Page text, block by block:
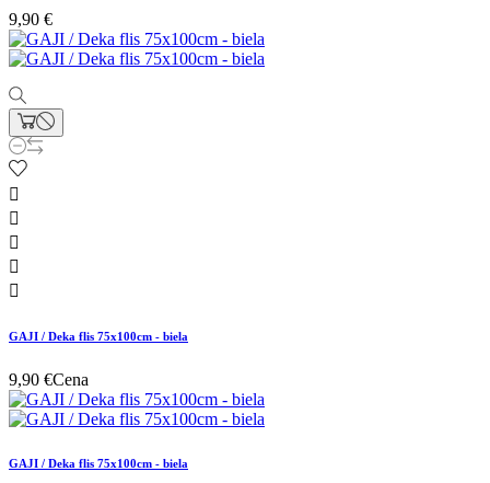
9,90 €





GAJI / Deka flis 75x100cm - biela
9,90 €Cena
GAJI / Deka flis 75x100cm - biela